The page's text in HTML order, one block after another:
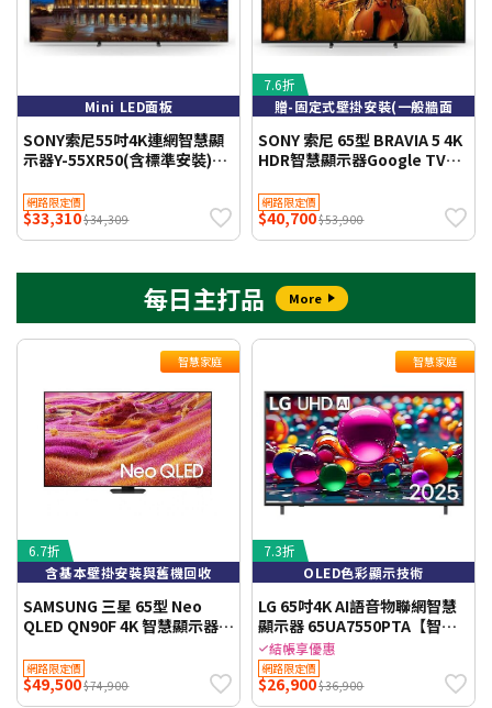
Mini LED面板
SONY索尼55吋4K連網智慧顯
示器Y-55XR50(含標準安裝)
網路限定價
$33,310$34,309
7.6折
贈-固定式壁掛安裝(一般牆面
SONY 索尼 65型 BRAVIA 5 4K
HDR智慧顯示器Google TV
裝(一般牆面) 【智慧家庭】
網路限定價
$40,700$53,900
每日主打品 More
6.7折
智慧家庭
含基本壁掛安裝與舊機回收
SAMSUNG 三星 65型 Neo
QLED QN90F 4K 智慧顯示器
網路限定價
$49,500$74,900
7.3折
智慧家庭
OLED色彩顯示技術
LG 65吋4K AI語音物聯網智慧
顯示器 65UA7550PTA【智慧
家庭】 (送基本安裝)
結帳享優惠
網路限定價
$26,900$36,900